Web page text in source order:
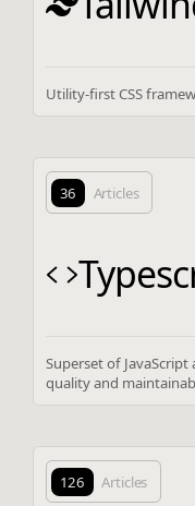
Utility-first CSS
36 Articles
Superset of
quality and
126 Articles